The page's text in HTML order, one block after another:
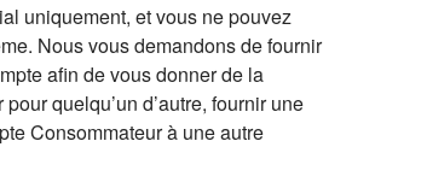
uniquement, et vous ne pouvez
Nous vous demandons de fournir
afin de vous donner de la
quelqu’un d’autre, fournir une
Consommateur à une autre